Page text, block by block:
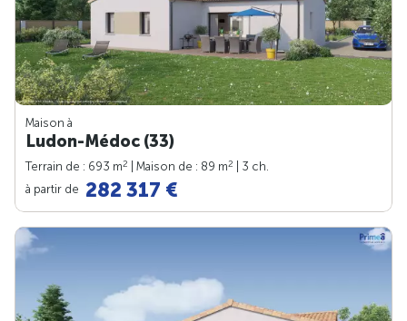
Maison à
Ludon-Médoc (33)
Terrain de : 693 m2 | Maison de : 89 m2
| 3 ch.
à partir de 282 317 €